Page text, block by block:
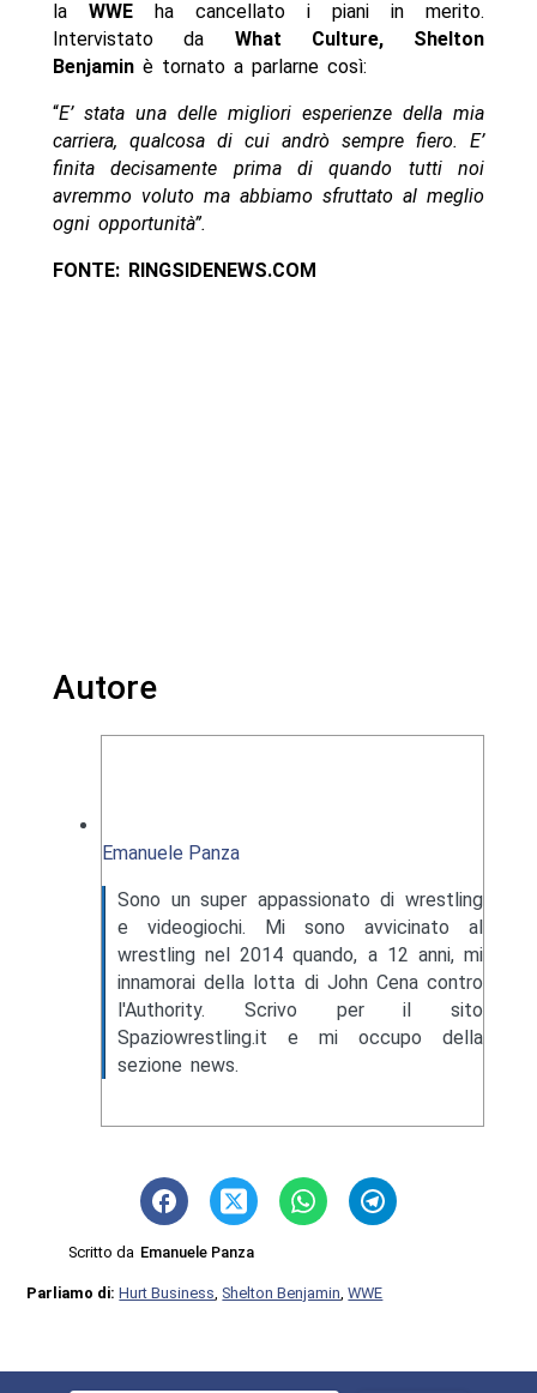
la WWEha cancellato i piani in merito.
Intervistato da What Culture, Shelton
Benjaminè tornato a parlarne così:
“E’ stata una delle migliori esperienze della mia
carriera, qualcosa di cui andrò sempre fiero. E’
finita decisamente prima di quando tutti noi
avremmo voluto ma abbiamo sfruttato al meglio
ogni opportunità”.
FONTE: RINGSIDENEWS.COM
Autore
Emanuele Panza
Sono un super appassionato di wrestling
e videogiochi. Mi sono avvicinato al
wrestling nel 2014 quando, a 12 anni, mi
innamorai della lotta di John Cena contro
l'Authority. Scrivo per il sito
Spaziowrestling.it e mi occupo della
sezione news.
Scritto da Emanuele Panza
Parliamo di:Hurt Business ,Shelton Benjamin ,WWE